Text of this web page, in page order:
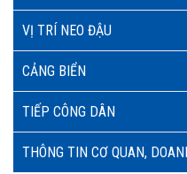
VỊ TRÍ NEO ĐẬU
CẢNG BIỂN
TIẾP CÔNG DÂN
THÔNG TIN CƠ QUAN,